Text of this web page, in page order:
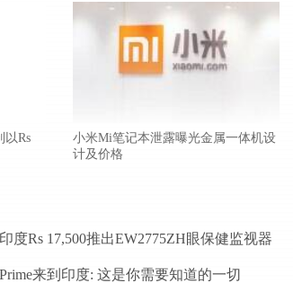
以Rs
小米Mi笔记本泄露曝光金属一体机设
计及价格
度Rs 17,500推出EW2775ZH眼保健监视器
来到印度: 这是你需要知道的一切